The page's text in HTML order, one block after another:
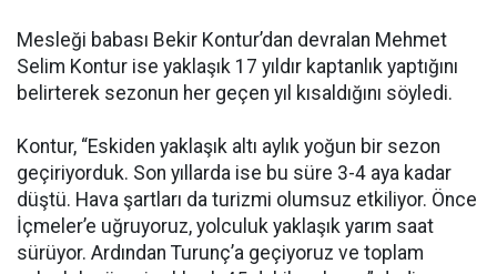
Mesleği babası Bekir Kontur’dan devralan Mehmet
Selim Kontur ise yaklaşık 17 yıldır kaptanlık yaptığını
belirterek sezonun her geçen yıl kısaldığını söyledi.
Kontur, “Eskiden yaklaşık altı aylık yoğun bir sezon
geçiriyorduk. Son yıllarda ise bu süre 3-4 aya kadar
düştü. Hava şartları da turizmi olumsuz etkiliyor. Önce
İçmeler’e uğruyoruz, yolculuk yaklaşık yarım saat
sürüyor. Ardından Turunç’a geçiyoruz ve toplam